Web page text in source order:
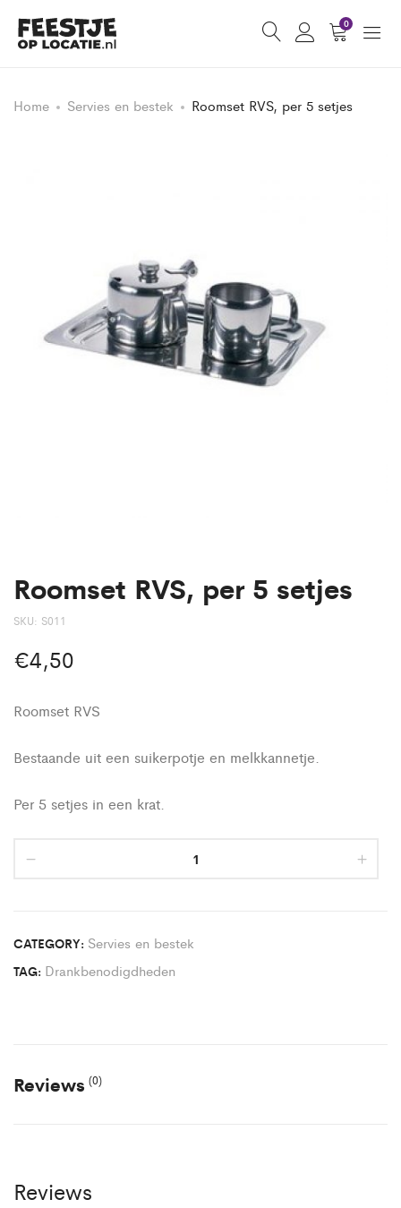
0
Home Servies en bestek Roomset RVS, per 5 setjes
Roomset RVS, per 5 setjes
SKU: S011
€4,50
Roomset RVS
Bestaande uit een suikerpotje en melkkannetje.
Per 5 setjes in een krat.
CATEGORY: Servies en bestek
TAG: Drankbenodigdheden
Reviews(0)
Reviews